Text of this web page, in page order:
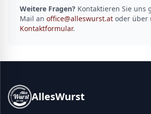
Weitere Fragen? Kontaktieren Sie uns
Mail an office@alleswurst.at oder über
Kontaktformular.
AllesWurst